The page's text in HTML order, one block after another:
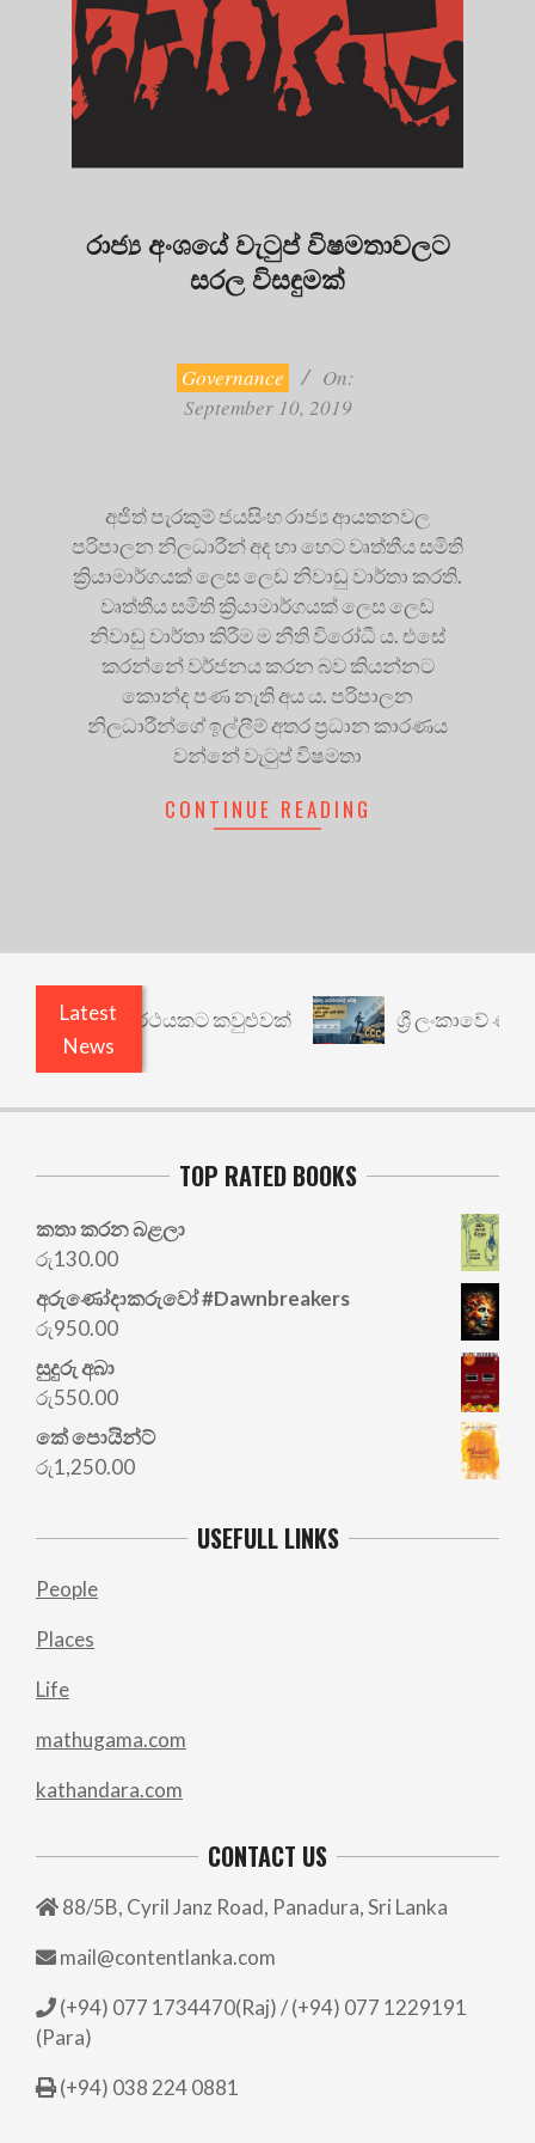
රාජ්‍ය අංශයේ වැටුප් විෂමතාවලට
සරල විසඳුමක්
Governance
On:
September 10, 2019
අජිත් පැරකුම් ජයසිංහ රාජ්‍ය ආයතනවල
පරිපාලන නිලධාරීන් අද හා හෙට වෘත්තීය සමිති
ක්‍රියාමාර්ගයක් ලෙස ලෙඩ නිවාඩු වාර්තා කරති.
වෘත්තීය සමිති ක්‍රියාමාර්ගයක් ලෙස ලෙඩ
නිවාඩු වාර්තා කිරීම ම නීති විරෝධී ය. එසේ
කරන්නේ වර්ජනය කරන බව කියන්නට
කොන්ද පණ නැති අය ය. පරිපාලන
නිලධාරීන්ගේ ඉල්ලීම් අතර ප්‍රධාන කාරණය
වන්නේ වැටුප් විෂමතා
CONTINUE READING
Latest
News
වෙනත් යථාර්ථයකට කවුළුවක් ශ්‍රී ලංකාවේ
TOP RATED BOOKS
කතා කරන බළලා
රු130.00
අරු‍ණෝදාකරුවෝ #Dawnbreakers
රු950.00
සුදුරු අබා
රු550.00
කේ පොයින්ට්
රු1,250.00
USEFULL LINKS
People
Places
Life
mathugama.com
kathandara.com
CONTACT US
88/5B, Cyril Janz Road, Panadura, Sri Lanka
mail@contentlanka.com
(+94) 077 1734470(Raj) / (+94) 077 1229191
(Para)
(+94) 038 224 0881